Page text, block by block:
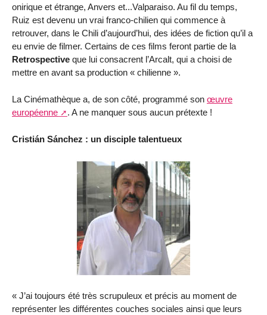
onirique et étrange, Anvers et...Valparaiso. Au fil du temps,
Ruiz est devenu un vrai franco-chilien qui commence à
retrouver, dans le Chili d’aujourd’hui, des idées de fiction qu’il a
eu envie de filmer. Certains de ces films feront partie de la
Retrospective que lui consacrent l’Arcalt, qui a choisi de
mettre en avant sa production « chilienne ».
La Cinémathèque a, de son côté, programmé son œuvre
européenne
. A ne manquer sous aucun prétexte !
Cristián Sánchez : un disciple talentueux
« J’ai toujours été très scrupuleux et précis au moment de
représenter les différentes couches sociales ainsi que leurs